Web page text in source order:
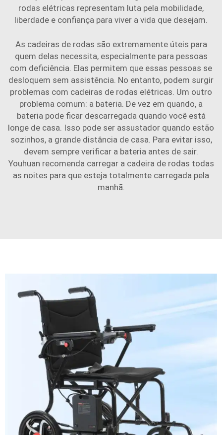
rodas elétricas representam luta pela mobilidade,
liberdade e confiança para viver a vida que desejam.
As cadeiras de rodas são extremamente úteis para
quem delas necessita, especialmente para pessoas
com deficiência. Elas permitem que essas pessoas se
desloquem sem assistência. No entanto, podem surgir
problemas com cadeiras de rodas elétricas. Um outro
problema comum: a bateria. De vez em quando, a
bateria pode ficar descarregada quando você está
longe de casa. Isso pode ser assustador quando estão
sozinhos, a grande distância de casa. Para evitar isso,
devem sempre verificar a bateria antes de sair.
Youhuan recomenda carregar a cadeira de rodas todas
as noites para que esteja totalmente carregada pela
manhã.